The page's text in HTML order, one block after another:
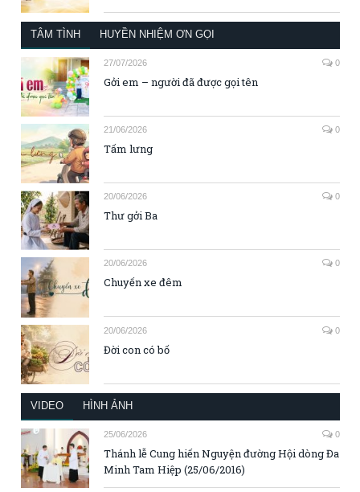
TÂM TÌNH HUYỀN NHIỆM ƠN GỌI
27/07/2026 0
Gởi em – người đã được gọi tên
21/06/2026 0
Tấm lưng
20/06/2026 0
Thư gởi Ba
20/06/2026 0
Chuyến xe đêm
20/06/2026 0
Đời con có bố
VIDEO HÌNH ẢNH
25/06/2026 0
Thánh lễ Cung hiến Nguyện đường Hội dòng Đa
Minh Tam Hiệp (25/06/2016)